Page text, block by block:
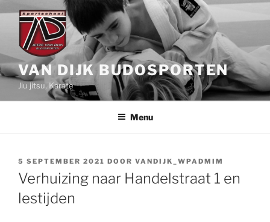
inhoud
springen
VAN DIJK BUDOSPORTEN
Jiu jitsu, Karate
Menu
GEPLAATST
OP
5 SEPTEMBER 2021 DOOR VANDIJK_WPADMIM
Verhuizing naar Handelstraat 1 en
lestijden